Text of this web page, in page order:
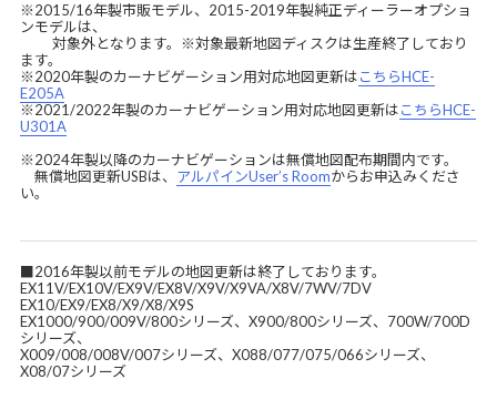
※2015/16年製市販モデル、2015-2019年製純正ディーラーオプショ
ンモデルは、
対象外となります。※対象最新地図ディスクは生産終了しており
ます。
※2020年製のカーナビゲーション用対応地図更新はこちらHCE-
E205A
※2021/2022年製のカーナビゲーション用対応地図更新はこちらHCE-
U301A
※2024年製以降のカーナビゲーションは無償地図配布期間内です。
無償地図更新USBは、 アルパインUser’s Roomからお申込みくださ
い。
■2016年製以前モデルの地図更新は終了しております。
EX11V/EX10V/EX9V/EX8V/X9V/X9VA/X8V/7WV/7DV
EX10/EX9/EX8/X9/X8/X9S
EX1000/900/009V/800シリーズ、X900/800シリーズ、700W/700D
シリーズ、
X009/008/008V/007シリーズ、X088/077/075/066シリーズ、
X08/07シリーズ